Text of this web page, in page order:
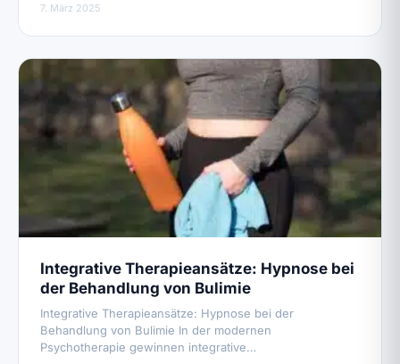
7. März 2025
Integrative Therapieansätze: Hypnose bei
der Behandlung von Bulimie
Integrative Therapieansätze: Hypnose bei der
Behandlung von Bulimie In der modernen
Psychotherapie gewinnen integrative…